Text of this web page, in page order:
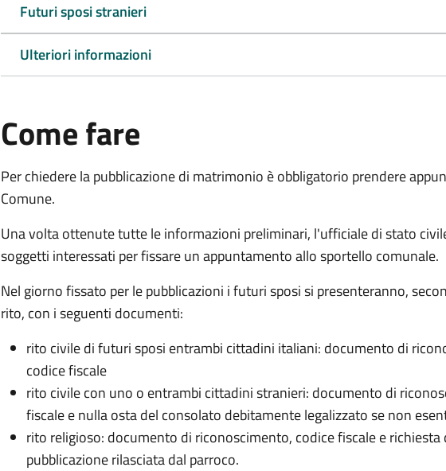
Futuri sposi stranieri
Ulteriori informazioni
Come fare
Per chiedere la pubblicazione di matrimonio è obbligatorio prendere
Comune.
Una volta ottenute tutte le informazioni preliminari, l'ufficiale di stato
soggetti interessati per fissare un appuntamento allo sportello comunale.
Nel giorno fissato per le pubblicazioni i futuri sposi si presenteranno,
rito, con i seguenti documenti:
rito civile di futuri sposi entrambi cittadini italiani: documento di
codice fiscale
rito civile con uno o entrambi cittadini stranieri: documento di
fiscale e nulla osta del consolato debitamente legalizzato se non
rito religioso: documento di riconoscimento, codice fiscale e richiesta
pubblicazione rilasciata dal parroco.